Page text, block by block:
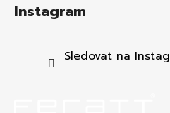
Instagram
Sledovat na